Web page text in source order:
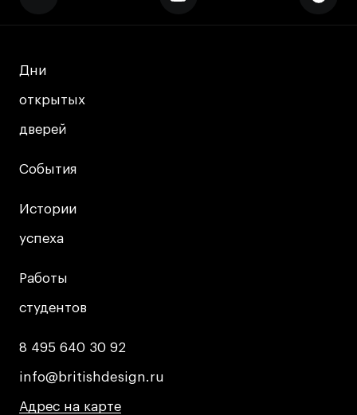
Дни
открытых
дверей
Дни
открытых
дверей
События
События
Истории
успеха
Истории
успеха
Работы
студентов
Работы
студентов
8 495 640 30 92
8 495 640 30 92
info@britishdesign.ru
info@britishdesign.ru
Адрес на карте
Адрес на карте
Адрес на карте